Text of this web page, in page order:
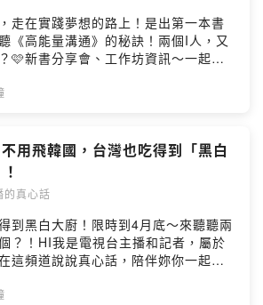
走在實踐夢想的路上！是出第一本書
《高能量溝通》的秘訣！兩個I人，又
🩷新書分享會、工作坊資訊～一起支
誠品線上：
讀冊生活網路書店：
人氣Podcast頻道「哲維說書」播
響力鉅作！書名：《高能量溝通：聽
，3步驟讓你的影響力翻倍》出版社：
2025/05/07💡學會「高能量溝通」3
力達人🔸聽得懂：聽懂對方的焦慮與
🔸想得通：想通可以怎麼利他共贏，
好：說好每一句溫暖的話語，世界因
場次」台北場（與會嘉賓：愛瑞克）
用飛韓國，台灣也吃得到「黑白
的真心話
到黑白大廚！限時到4月底～來聽聽兩
？！HI我是電視台主播和記者，屬於
這頻道說說真心話，陪伴妳你一起過
團